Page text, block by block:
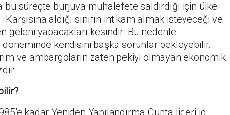
süreçte burjuva muhalefete saldırdığı için ülke
aldığı sınıfın intikam almak isteyeceği ve
geleni yapacakları kesindir. Bu nedenle
döneminde kendisini başka sorunlar bekleyebilir.
ve ambargoların zaten pekiyi olmayan ekonomik
kadar Yeniden Yapılandırma Cunta lideri idi